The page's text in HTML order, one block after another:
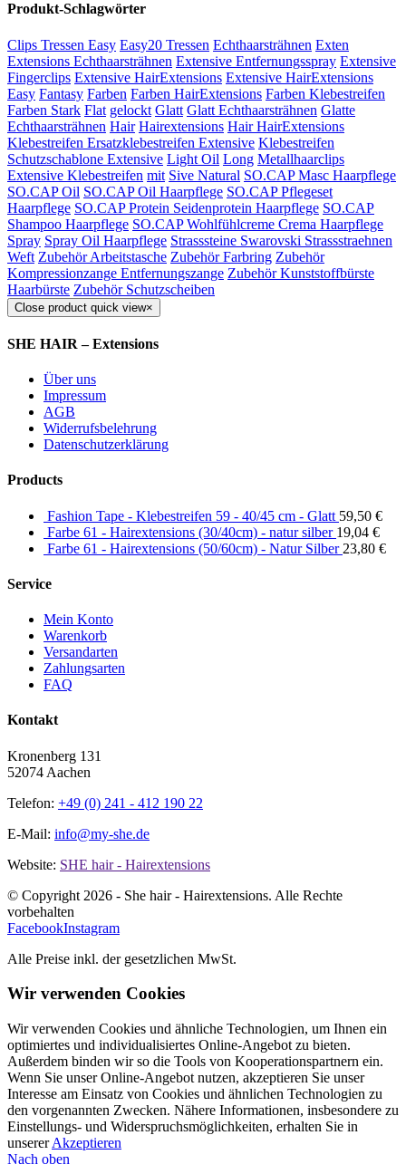
Produkt-Schlagwörter
Clips Tressen Easy Easy20 Tressen Echthaarsträhnen Exten
Extensions Echthaarsträhnen Extensive Entfernungsspray Extensive
Fingerclips Extensive HairExtensions Extensive HairExtensions
Easy Fantasy Farben Farben HairExtensions Farben Klebestreifen
Farben Stark Flat gelockt Glatt Glatt Echthaarsträhnen Glatte
Echthaarsträhnen Hair Hairextensions Hair HairExtensions
Klebestreifen Ersatzklebestreifen Extensive Klebestreifen
Schutzschablone Extensive Light Oil Long Metallhaarclips
Extensive Klebestreifen mit Sive Natural SO.CAP Masc Haarpflege
SO.CAP Oil SO.CAP Oil Haarpflege SO.CAP Pflegeset
Haarpflege SO.CAP Protein Seidenprotein Haarpflege SO.CAP
Shampoo Haarpflege SO.CAP Wohlfühlcreme Crema Haarpflege
Spray Spray Oil Haarpflege Strasssteine Swarovski Strassstraehnen
Weft Zubehör Arbeitstasche Zubehör Farbring Zubehör
Kompressionzange Entfernungszange Zubehör Kunststoffbürste
Haarbürste Zubehör Schutzscheiben
Close product quick view×
SHE HAIR – Extensions
Über uns
Impressum
AGB
Widerrufsbelehrung
Datenschutzerklärung
Products
Fashion Tape - Klebestreifen 59 - 40/45 cm - Glatt 59,50 €
Farbe 61 - Hairextensions (30/40cm) - natur silber 19,04 €
Farbe 61 - Hairextensions (50/60cm) - Natur Silber 23,80 €
Service
Mein Konto
Warenkorb
Versandarten
Zahlungsarten
FAQ
Kontakt
Kronenberg 131
52074 Aachen
Telefon: +49 (0) 241 - 412 190 22
E-Mail: info@my-she.de
Website: SHE hair - Hairextensions
© Copyright 2026 - She hair - Hairextensions. Alle Rechte
vorbehalten
FacebookInstagram
Alle Preise inkl. der gesetzlichen MwSt.
Wir verwenden Cookies
Wir verwenden Cookies und ähnliche Technologien, um Ihnen ein
optimiertes und individualisiertes Online-Angebot zu bieten.
Außerdem binden wir so die Tools von Kooperationspartnern ein.
Wenn Sie unser Online-Angebot nutzen, akzeptieren Sie unser
Interesse am Einsatz von Cookies und ähnlichen Technologien zu
den vorgenannten Zwecken. Nähere Informationen, insbesondere zu
Einstellungs- und Widerspruchsmöglichkeiten, erhalten Sie in
unsererAkzeptieren
Nach oben